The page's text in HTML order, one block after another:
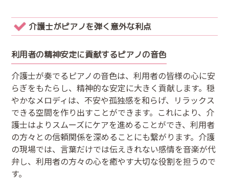
介護士がピアノを弾く意外な利点
利用者の精神安定に貢献するピアノの音色
介護士が奏でるピアノの音色は、利用者の皆様の心に安
らぎをもたらし、精神的な安定に大きく貢献します。穏
やかなメロディは、不安や孤独感を和らげ、リラックス
できる空間を作り出すことができます。これにより、介
護士はよりスムーズにケアを進めることができ、利用者
の方々との信頼関係を深めることにも繋がります。介護
の現場では、言葉だけでは伝えきれない感情を音楽が代
弁し、利用者の方々の心を癒やす大切な役割を担うので
す。